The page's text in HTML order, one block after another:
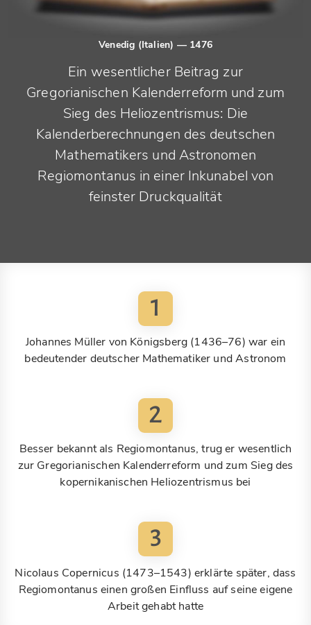
Venedig (Italien) — 1476
Ein wesentlicher Beitrag zur
Gregorianischen Kalenderreform und zum
Sieg des Heliozentrismus: Die
Kalenderberechnungen des deutschen
Mathematikers und Astronomen
Regiomontanus in einer Inkunabel von
feinster Druckqualität
1
Johannes Müller von Königsberg (1436–76) war ein
bedeutender deutscher Mathematiker und Astronom
2
Besser bekannt als Regiomontanus, trug er wesentlich
zur Gregorianischen Kalenderreform und zum Sieg des
kopernikanischen Heliozentrismus bei
3
Nicolaus Copernicus (1473–1543) erklärte später, dass
Regiomontanus einen großen Einfluss auf seine eigene
Arbeit gehabt hatte